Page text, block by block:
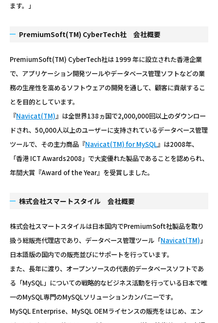
ます。」
PremiumSoft(TM) CyberTech社 会社概要
PremiumSoft(TM) CyberTech社は 1999 年に設立された香港企業
で、アプリケーション開発ツールやデータベース管理ソフトなどの業
務の生産性を高めるソフトウェアの開発を通して、顧客に貢献するこ
とを目的としています。
『Navicat(TM) 』は全世界138ヵ国で2,000,000回以上のダウンロー
ドされ、50,000人以上のユーザーに支持されているデータベース管理
ツールで、その主力商品『Navicat(TM) for MySQL』は2008年、
「香港 ICT Awards2008」で大変優れた製品であることを認められ、
年間大賞『Award of the Year』を受賞しました。
株式会社スマートスタイル 会社概要
株式会社スマートスタイルは日本国内でPremiumSoft社製品を取り
扱う総販売代理店であり、データベース管理ツール「Navicat(TM) 」
日本語版の国内での販売並びにサポートを行っています。
また、長年に渡り、オープンソースの代表的データベースソフトであ
る「MySQL」についての戦略的なビジネス活動を行っている日本で唯
一のMySQL専門のMySQLソリューションカンパニーです。
MySQL Enterprise、MySQL OEMライセンスの販売をはじめ、エン